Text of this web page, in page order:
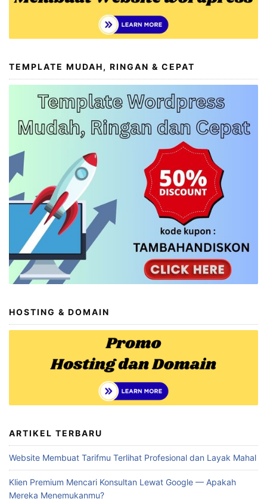
TEMPLATE MUDAH, RINGAN & CEPAT
HOSTING & DOMAIN
ARTIKEL TERBARU
Website Membuat Tarifmu Terlihat Profesional dan Layak Mahal
Klien Premium Mencari Konsultan Lewat Google — Apakah
Mereka Menemukanmu?